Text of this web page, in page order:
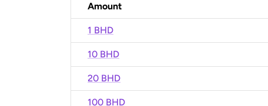
Amount
1 BHD
10 BHD
20 BHD
100 BHD